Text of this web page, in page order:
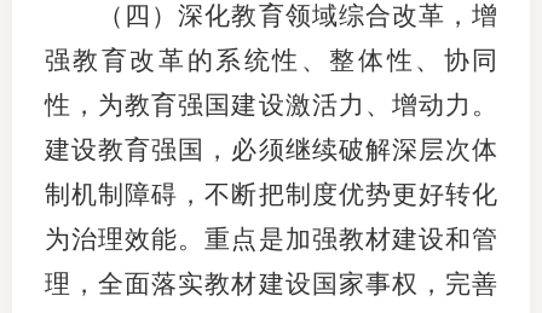
（四）深化教育领域综合改革，增
强教育改革的系统性、整体性、协同
性，为教育强国建设激活力、增动力。
建设教育强国，必须继续破解深层次体
制机制障碍，不断把制度优势更好转化
为治理效能。重点是加强教材建设和管
理，全面落实教材建设国家事权，完善